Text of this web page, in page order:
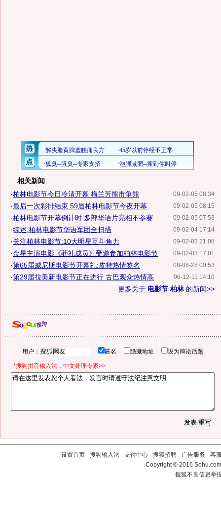
相关新闻
09-02-05 08:34
·柏林电影节今日冷清开幕 梅兰芳熊市争熊
09-02-05 08:15
·最后一次彩排结束 59届柏林电影节今夜开幕
09-02-05 07:53
·柏林电影节开幕倒计时 多部华语片亮相不参赛
09-02-04 17:14
·综述:柏林电影节华语军团全扫描
09-02-03 21:08
·关注柏林电影节:10大明星互斗角力
09-02-03 17:01
·金星主演电影《葬礼成员》受邀参加柏林电影节
08-08-28 00:53
·第65届威尼斯电影节开幕礼:皮特热情签名
06-12-11 14:10
·第29届拉美新电影节正在进行 古巴观众热情高
更多关于 电影节 柏林的新闻>>
用户： 匿名 隐藏地址 设为辩论话题
*搜狗拼音输入法，中文处理专家>>
设置首页 - 搜狗输入法 - 支付中心 - 搜狐招聘 - 广告服务 - 客
Copyright©2016
搜狐不良信息举